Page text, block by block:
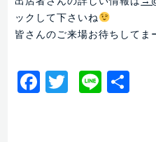
ックして下さいね
皆さんのご来場お待ちしてま
Facebook
Twitter
Line